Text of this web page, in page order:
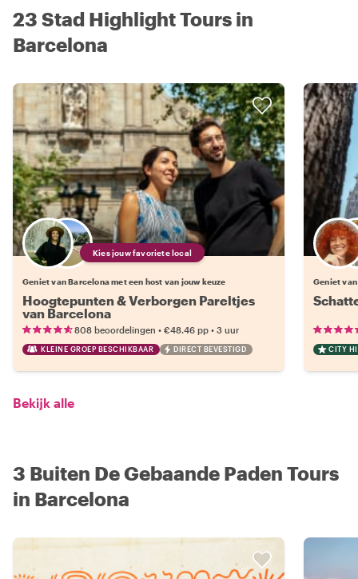
23 Stad Highlight Tours in
Barcelona
Kies jouw favoriete local
Geniet van Barcelona met een host van jouw keuze
Hoogtepunten & Verborgen Pareltjes
van Barcelona
808 beoordelingen • €48.46 pp • 3 uur
KLEINE GROEP BESCHIKBAAR DIRECT BEVESTIGD
Geniet
CITY
Bekijk alle
3 Buiten De Gebaande Paden Tours
in Barcelona